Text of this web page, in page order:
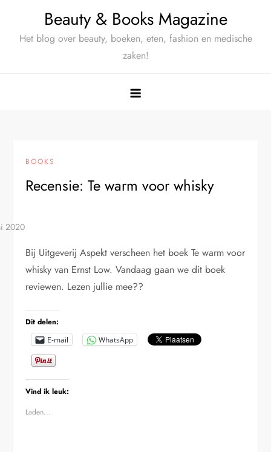
Beauty & Books Magazine
Het blog over beauty, boeken, eten, fashion en medische
zaken!
BOOKS
Recensie: Te warm voor whisky
Bij Uitgeverij Aspekt verscheen het boek Te warm voor
whisky van Ernst Low. Vandaag gaan we dit boek
reviewen. Lezen jullie mee??
Dit delen:
E-mail WhatsApp
Vind ik leuk:
Laden...